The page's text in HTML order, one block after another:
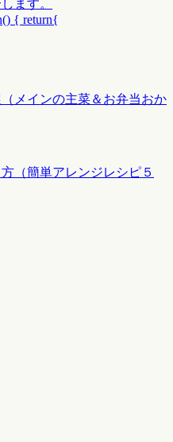
ます。
{ return{
メインの主菜＆お弁当おか
（簡単アレンジレシピ５